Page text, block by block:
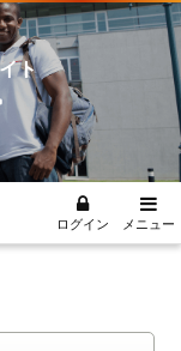
ト
ログイン メニュー